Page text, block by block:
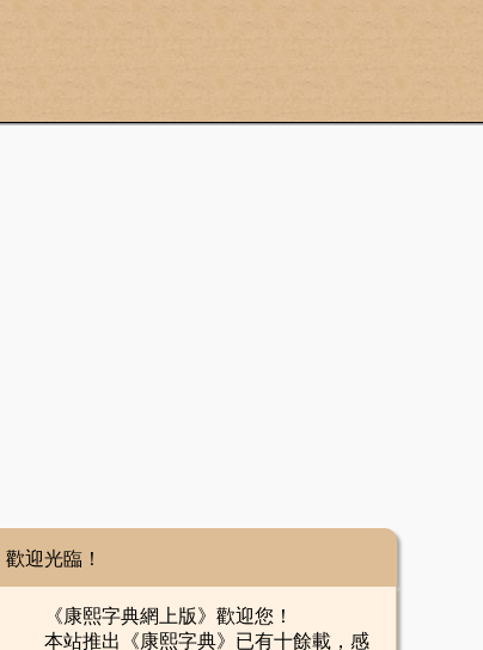
歡迎光臨！
《康熙字典網上版》歡迎您！
本站推出《康熙字典》已有十餘載，感